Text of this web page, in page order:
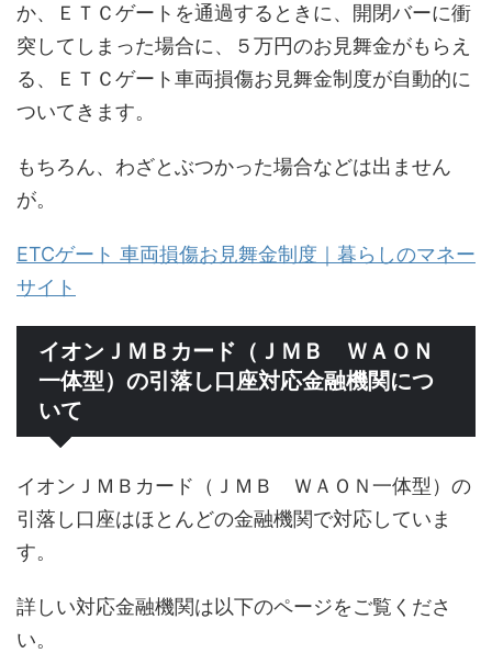
か、ＥＴＣゲートを通過するときに、開閉バーに衝
突してしまった場合に、５万円のお見舞金がもらえ
る、ＥＴＣゲート車両損傷お見舞金制度が自動的に
ついてきます。
もちろん、わざとぶつかった場合などは出ません
が。
ETCゲート 車両損傷お見舞金制度｜暮らしのマネー
サイト
イオンＪＭＢカード（ＪＭＢ ＷＡＯＮ
一体型）の引落し口座対応金融機関につ
いて
イオンＪＭＢカード（ＪＭＢ ＷＡＯＮ一体型）の
引落し口座はほとんどの金融機関で対応していま
す。
詳しい対応金融機関は以下のページをご覧くださ
い。